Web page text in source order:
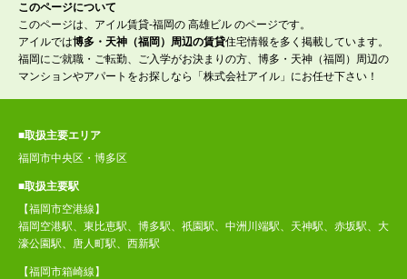
このページについて
このページは、アイル賃貸-福岡の 高雄ビル のページです。
アイルでは博多・天神（福岡）周辺の賃貸住宅情報を多く掲載しています。
福岡にご就職・ご転勤、ご入学がお決まりの方、博多・天神（福岡）周辺の
マンションやアパートをお探しなら「株式会社アイル」にお任せ下さい！
■取扱主要エリア
福岡市中央区・博多区
■取扱主要駅
【福岡市空港線】
福岡空港駅、東比恵駅、博多駅、祇園駅、中洲川端駅、天神駅、赤坂駅、大
濠公園駅、唐人町駅、西新駅
【福岡市箱崎線】